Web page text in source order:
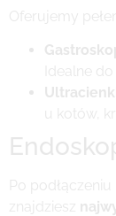
Oferujemy
Idealne
u kotów,
Po
znajdziesz